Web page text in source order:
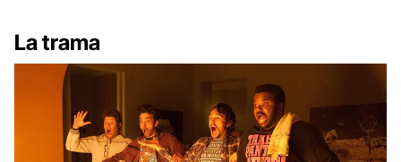
La trama